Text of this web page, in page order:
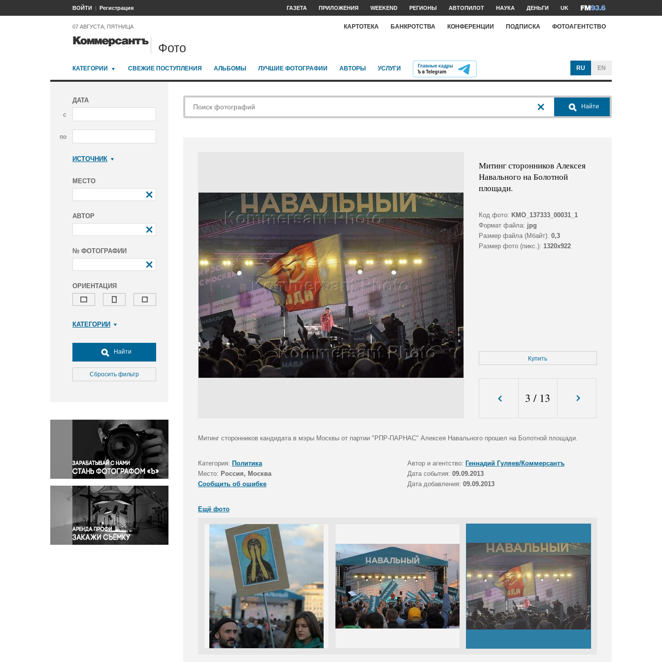
ВОЙТИ Регистрация ГАЗЕТА ПРИЛОЖЕНИЯ WEEKEND РЕГИОНЫ АВТОПИЛОТ НАУКА ДЕНЬГИ UK
07 АВГУСТА, ПЯТНИЦА КАРТОТЕКА БАНКРОТСТВА КОНФЕРЕНЦИИ ПОДПИСКА ФОТОАГЕНТСТВО
Фото
КАТЕГОРИИ СВЕЖИЕ ПОСТУПЛЕНИЯ АЛЬБОМЫ ЛУЧШИЕ ФОТОГРАФИИ АВТОРЫ УСЛУГИ RU EN
ДАТА
с
по
ИСТОЧНИК
МЕСТО
АВТОР
№ ФОТОГРАФИИ
ОРИЕНТАЦИЯ
КАТЕГОРИИ
Досуг, туризм и отдых
Культура
Медицина
Окружающая среда
Политика
Правосудие
Происшествия и конфликты
Религия
Светская жизнь
Спорт
Экология
Экономика и бизнес
Найти
Сбросить фильтр
Найти
Митинг сторонников Алексея
Навального на Болотной
площади.
Код фото: KMO_137333_00031_1
Формат файла: jpg
Размер файла (Мбайт): 0,3
Размер фото (пикс.): 1320x922
Купить
3 / 13
Митинг сторонников кандидата в мэры Москвы от партии "РПР-ПАРНАС" Алексея Навального прошел на Болотной площади.
Категория: Политика Автор и агентство: Геннадий Гуляев/Коммерсантъ
Место: Россия, Москва Дата события: 09.09.2013
Сообщить об ошибке
Дата добавления: 09.09.2013
Ещё фото